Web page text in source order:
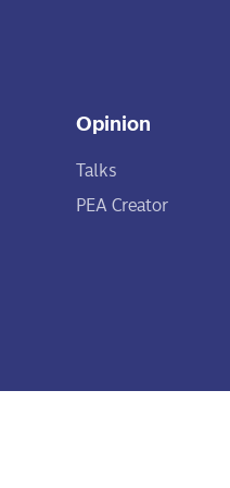
Opinion
Talks
PEA Creator